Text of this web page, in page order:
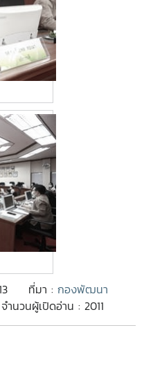
ที่มา : กองพัฒนา
จำนวนผู้เปิดอ่าน : 2011